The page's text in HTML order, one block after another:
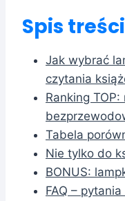
Spis treści
Jak wybrać
czytania
Ranking
Tabela
Nie tylko do
BONUS:
FAQ –